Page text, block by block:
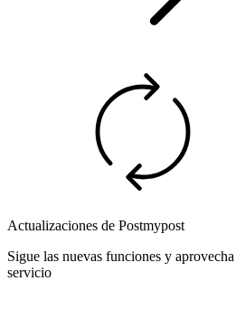
Actualizaciones de Postmypost
Sigue las nuevas funciones y
servicio